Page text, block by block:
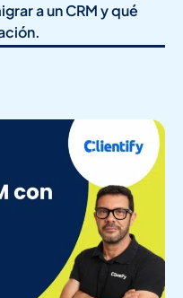
a un CRM y qué